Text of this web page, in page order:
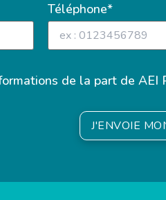
Téléphone*
de la part de AEI
J'ENVOIE